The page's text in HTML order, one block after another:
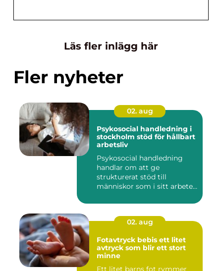
Läs fler inlägg här
Fler nyheter
02. aug
Psykosocial handledning i
stockholm stöd för hållbart
arbetsliv
Psykosocial handledning
handlar om att ge
strukturerat stöd till
människor som i sitt arbete
02. aug
Fotavtryck bebis ett litet
avtryck som blir ett stort
minne
Ett litet barns fot rymmer